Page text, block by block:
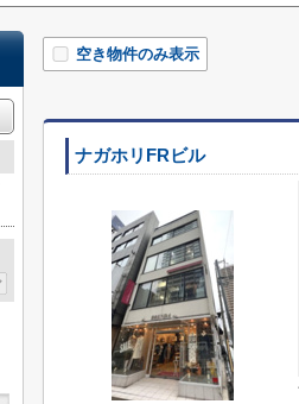
空き物件のみ表示
ナガホリFRビル